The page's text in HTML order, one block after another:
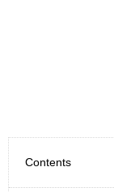
Contents